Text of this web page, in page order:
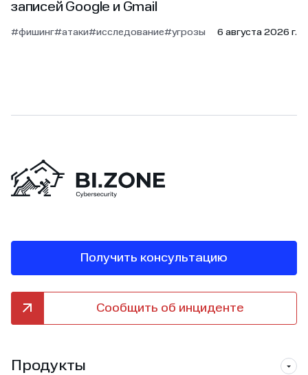
записей Google и Gmail
#фишинг#атаки#исследование#угрозы 6 августа 2026 г.
Получить консультацию
Сообщить об инциденте
Продукты